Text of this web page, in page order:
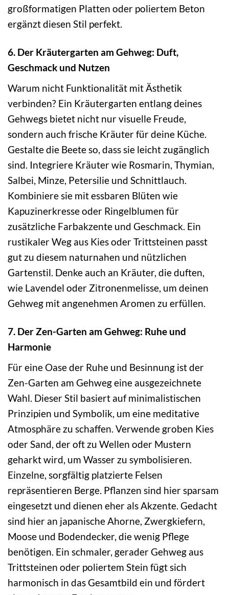
großformatigen Platten oder poliertem Beton
ergänzt diesen Stil perfekt.
6. Der Kräutergarten am Gehweg: Duft,
Geschmack und Nutzen
Warum nicht Funktionalität mit Ästhetik
verbinden? Ein Kräutergarten entlang deines
Gehwegs bietet nicht nur visuelle Freude,
sondern auch frische Kräuter für deine Küche.
Gestalte die Beete so, dass sie leicht zugänglich
sind. Integriere Kräuter wie Rosmarin, Thymian,
Salbei, Minze, Petersilie und Schnittlauch.
Kombiniere sie mit essbaren Blüten wie
Kapuzinerkresse oder Ringelblumen für
zusätzliche Farbakzente und Geschmack. Ein
rustikaler Weg aus Kies oder Trittsteinen passt
gut zu diesem naturnahen und nützlichen
Gartenstil. Denke auch an Kräuter, die duften,
wie Lavendel oder Zitronenmelisse, um deinen
Gehweg mit angenehmen Aromen zu erfüllen.
7. Der Zen-Garten am Gehweg: Ruhe und
Harmonie
Für eine Oase der Ruhe und Besinnung ist der
Zen-Garten am Gehweg eine ausgezeichnete
Wahl. Dieser Stil basiert auf minimalistischen
Prinzipien und Symbolik, um eine meditative
Atmosphäre zu schaffen. Verwende groben Kies
oder Sand, der oft zu Wellen oder Mustern
geharkt wird, um Wasser zu symbolisieren.
Einzelne, sorgfältig platzierte Felsen
repräsentieren Berge. Pflanzen sind hier sparsam
eingesetzt und dienen eher als Akzente. Gedacht
sind hier an japanische Ahorne, Zwergkiefern,
Moose und Bodendecker, die wenig Pflege
benötigen. Ein schmaler, gerader Gehweg aus
Trittsteinen oder poliertem Stein fügt sich
harmonisch in das Gesamtbild ein und fördert